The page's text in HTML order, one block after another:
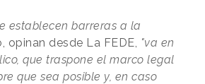
establecen barreras a la
opinan desde La FEDE, "va en
que traspone el marco legal
que sea posible y, en caso